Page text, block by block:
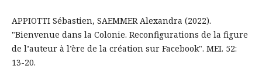
APPIOTTI Sébastien, SAEMMER Alexandra (2022).
"Bienvenue dans la Colonie. Reconfigurations de la figure
de l’auteur à l’ère de la création sur Facebook". MEI. 52:
13-20.